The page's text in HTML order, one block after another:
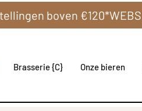
Brasserie {C} Onze bieren